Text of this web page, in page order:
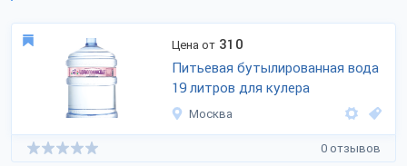
Цена от 310
Питьевая бутылированная вода
19 литров для кулера
Москва
0 отзывов